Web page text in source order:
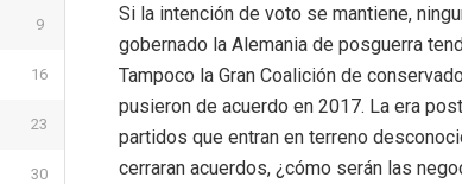
Si la intención de voto se mantiene,
gobernado la Alemania de posguerra
Tampoco la Gran Coalición de
pusieron de acuerdo en 2017. La era
partidos que entran en terreno
cerraran acuerdos, ¿cómo serán las
9
16
23
30